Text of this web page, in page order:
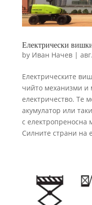
Електрически
by Иван Начев|
Електрическите
чийто механизми и
електричество. Те
акумулатор или
с електропреносна
Силните страни на